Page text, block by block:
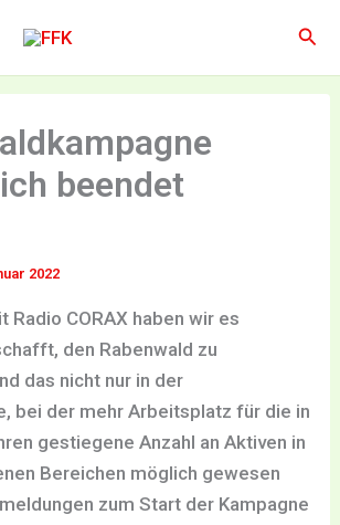
beendet
2022
Radio CORAX haben wir es
den Rabenwald zu
das nicht nur in der
bei der mehr Arbeitsplatz für die in
gestiegene Anzahl an Aktiven in
Bereichen möglich gewesen
zum Start der Kampagne